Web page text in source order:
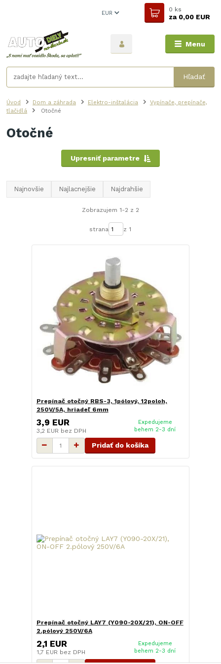
Menu
EUR
Hľadať
0 ks
za0,00 EUR
Úvod Dom a záhrada Elektro-inštalácia
Vypínače, prepínače,
tlačidlá
Otočné
Otočné
Upresniť parametre
Najnovšie Najlacnejšie Najdrahšie
Zobrazujem 1-2 z 2
strana z 1
Prepínač otočný RBS-3, 1pólový, 12poloh,
250V/5A, hriadeľ 6mm
3,9 EUR
3,2 EUR bez DPH
Expedujeme
behem 2-3 dní
Pridať do košíka
Prepínač otočný LAY7 (Y090-20X/21), ON-OFF
2.pólový 250V/6A
2,1 EUR
1,7 EUR bez DPH
Expedujeme
behem 2-3 dní